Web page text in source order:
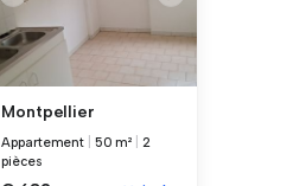
Montpellier
Appartement 50 m²
2
pièces